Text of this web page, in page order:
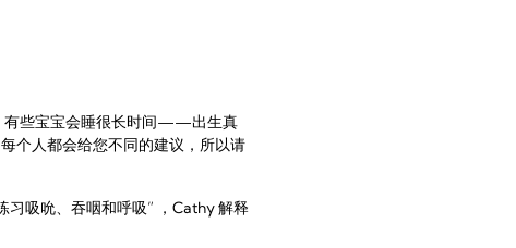
有些宝宝会睡很长时间——出生真
个人都会给您不同的建议，所以请
习吸吮、吞咽和呼吸” ，Cathy 解释